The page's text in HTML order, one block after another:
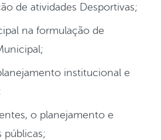
de atividades Desportivas;
na formulação de
institucional e
o planejamento e
públicas;